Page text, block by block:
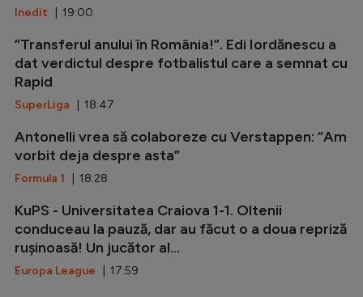
Inedit | 19:00
”Transferul anului în România!”. Edi Iordănescu a
dat verdictul despre fotbalistul care a semnat cu
Rapid
SuperLiga | 18:47
Antonelli vrea să colaboreze cu Verstappen: ”Am
vorbit deja despre asta”
Formula 1 | 18:28
KuPS - Universitatea Craiova 1-1. Oltenii
conduceau la pauză, dar au făcut o a doua repriză
rușinoasă! Un jucător al...
Europa League | 17:59